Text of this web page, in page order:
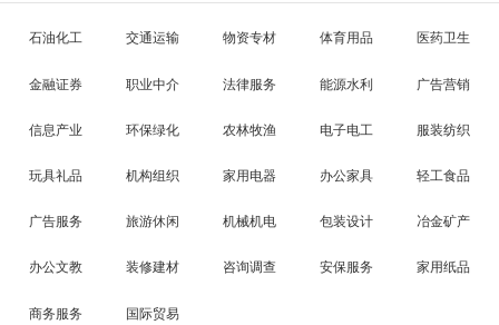
石油化工 交通运输 物资专材 体育用品 医药卫生
金融证券 职业中介 法律服务 能源水利 广告营销
信息产业 环保绿化 农林牧渔 电子电工 服装纺织
玩具礼品 机构组织 家用电器 办公家具 轻工食品
广告服务 旅游休闲 机械机电 包装设计 冶金矿产
办公文教 装修建材 咨询调查 安保服务 家用纸品
商务服务 国际贸易